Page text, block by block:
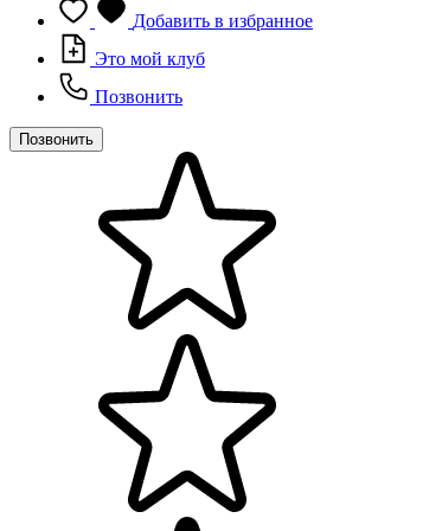
Добавить в избранное
Это мой клуб
Позвонить
Позвонить